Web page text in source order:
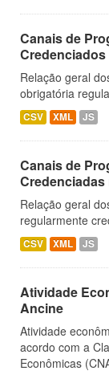
Canais de
Relação geral
obrigatória
CSV XML JS
Canais de
Relação geral
regularmente
CSV XML JS
Atividade
Ancine
Atividade
acordo com a
Econômicas